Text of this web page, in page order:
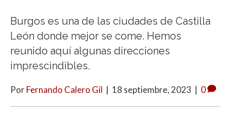
Burgos es una de las ciudades de Castilla
León donde mejor se come. Hemos
reunido aquí algunas direcciones
imprescindibles.
PorFernando Calero Gil | 18 septiembre, 2023 | 0